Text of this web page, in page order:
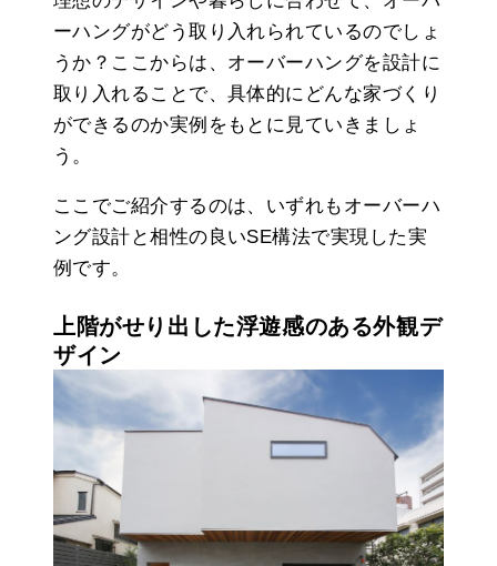
ーハングがどう取り入れられているのでしょ
うか？ここからは、オーバーハングを設計に
取り入れることで、具体的にどんな家づくり
ができるのか実例をもとに見ていきましょ
う。
ここでご紹介するのは、いずれもオーバーハ
ング設計と相性の良いSE構法で実現した実
例です。
上階がせり出した浮遊感のある外観デ
ザイン